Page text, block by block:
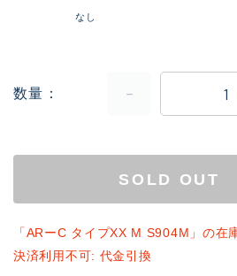
なし
数量
SOLD OUT
「ARーC タイプXX M S904M」の在
決済利用不可: 代金引換